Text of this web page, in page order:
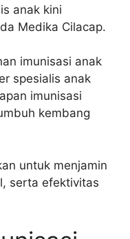
anak kini
Medika Cilacap.
imunisasi anak
spesialis anak
imunisasi
kembang
untuk menjamin
serta efektivitas